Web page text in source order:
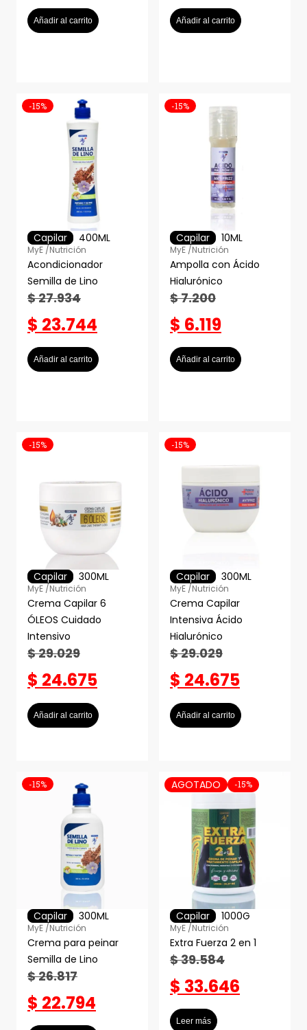
Añadir al carrito Añadir al carrito
-15%
Capilar 400ML
MyE /Nutrición
Acondicionador
Semilla de Lino
$27.934
$ 23.744
Añadir al carrito
-15%
Capilar 10ML
MyE /Nutrición
Ampolla con Ácido
Hialurónico
$7.200
$ 6.119
Añadir al carrito
-15%
Capilar 300ML
MyE /Nutrición
Crema Capilar 6
ÓLEOS Cuidado
Intensivo
$29.029
$ 24.675
Añadir al carrito
-15%
Capilar 300ML
MyE /Nutrición
Crema Capilar
Intensiva Ácido
Hialurónico
$29.029
$ 24.675
Añadir al carrito
-15%
Capilar 300ML
MyE /Nutrición
Crema para peinar
Semilla de Lino
$26.817
$ 22.794
AGOTADO -15%
Capilar 1000G
MyE /Nutrición
Extra Fuerza 2 en 1
$39.584
$ 33.646
Leer más